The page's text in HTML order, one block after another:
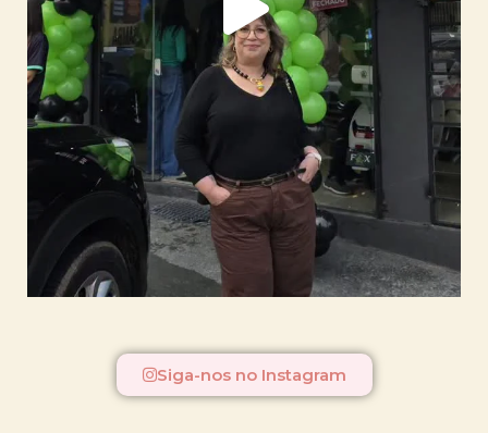
Siga-nos no Instagram